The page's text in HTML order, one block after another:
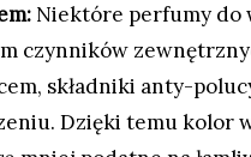
Niektóre perfumy do
czynników
składniki anty-
Dzięki temu kolor